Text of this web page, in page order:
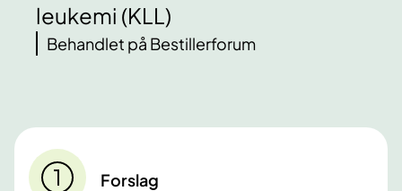
leukemi (KLL)
Behandlet på Bestillerforum
Forslag